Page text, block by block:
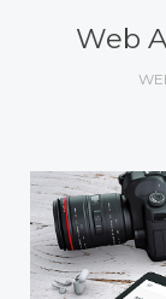
Web